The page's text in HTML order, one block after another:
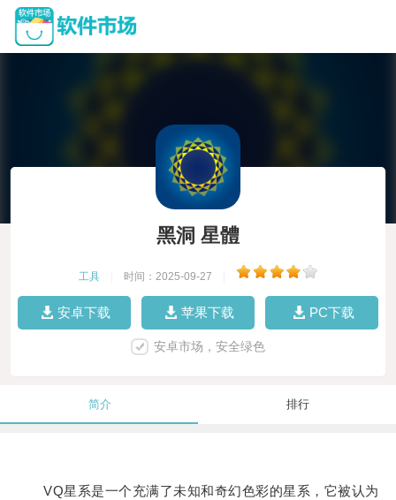
黑洞 星體
工具 时间：2025-09-27
安卓下载 苹果下载 PC下载
安卓市场，安全绿色
简介 排行
VQ星系是一个充满了未知和奇幻色彩的星系，它被认为